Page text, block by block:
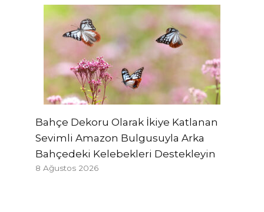
Bahçe Dekoru Olarak İkiye Katlanan
Sevimli Amazon Bulgusuyla Arka
Bahçedeki Kelebekleri Destekleyin
8 Ağustos 2026